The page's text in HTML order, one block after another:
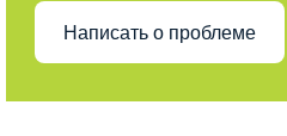
Написать о проблеме